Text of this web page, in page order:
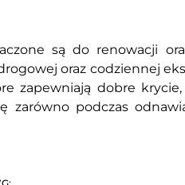
są do renowacji
oraz codziennej
zapewniają dobre
zarówno podczas